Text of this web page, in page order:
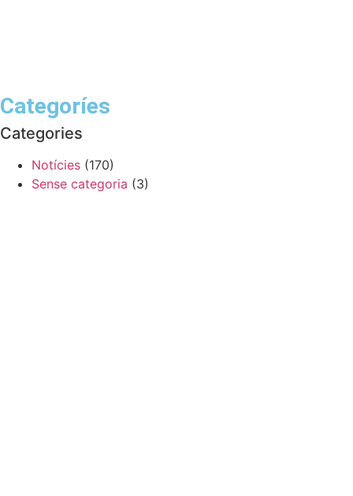
Categoríes
Categories
Notícies (170)
Sense categoria (3)